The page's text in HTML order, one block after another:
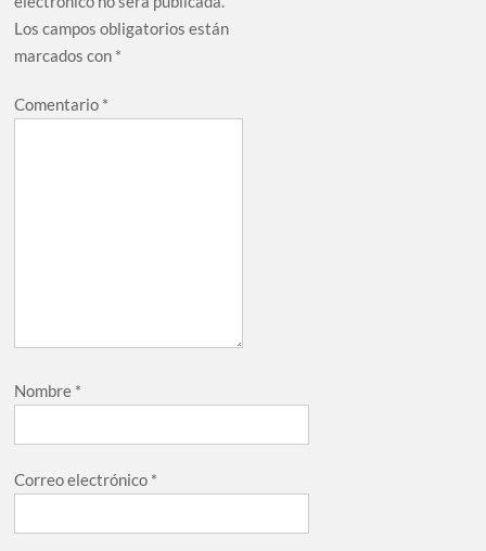
Los campos obligatorios están
marcados con *
Comentario *
Nombre *
Correo electrónico *